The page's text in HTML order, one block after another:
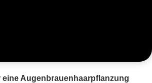
eine Augenbrauenhaarpflanzung